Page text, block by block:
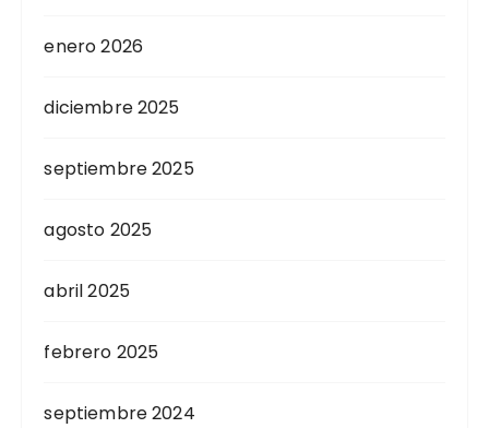
enero 2026
diciembre 2025
septiembre 2025
agosto 2025
abril 2025
febrero 2025
septiembre 2024